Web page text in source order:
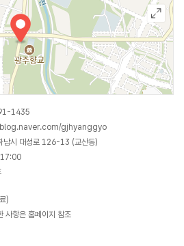
삼문·수복실 등이 있다. 대성전에는 공자,
셔져 있으며, 동무와 서무에는 중국과
져 있다.
보여주는 듯 수령이 꽤 들어 보이는
450~500년 된 은행나무들로 1981년에
호수가 한그루 더 있는데 이 나무는 특히
산을 의미하며 땅의 기운을 끌어들이고
무를 심으라고 하여 심게 된 나무이다.
의 일환으로 각종 문화행사 및 다양한
지역 거주민들을 대상으로 우리의
기회를 만들어 주고 있다.
1435
gjhyanggyo
남시 대성로 126-13 (교산동)
)
사항은 홈페이지 참조